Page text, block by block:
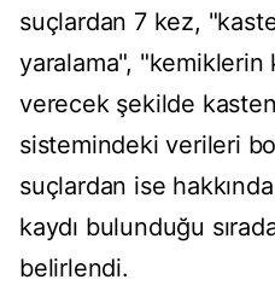
suçlardan 7 kez,
yaralama", "kemiklerin
verecek şekilde
sistemindeki verileri
suçlardan ise
kaydı bulunduğu
belirlendi.